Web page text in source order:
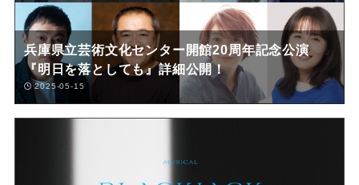
兵庫県立芸術文化センター開館20周年記念公演
『明日を落としても』詳細公開！
2025-05-15